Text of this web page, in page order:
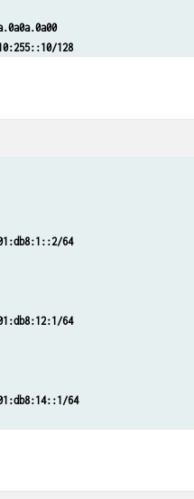
128
2001:db8:0:a0::/64
hop 2001:db8:0:a0:d01::
family inet unicast extended-
segment protected locator
segment protected locator
end-sid 2001:db8:0:a0:d01::
64
64
64